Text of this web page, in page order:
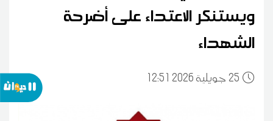
ويستنكر الاعتداء على أضرحة
الشهداء
25 12:51 2026 جويلية